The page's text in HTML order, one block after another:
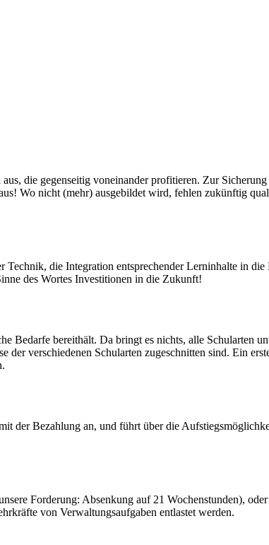
die gegenseitig voneinander profitieren. Zur
Wo nicht (mehr) ausgebildet wird, fehlen zukünftig
die Integration entsprechender Lerninhalte in die
des Wortes Investitionen in die Zukunft!
Bedarfe bereithält. Da bringt es nichts, alle Schularten
verschiedenen Schularten zugeschnitten sind. Ein
der Bezahlung an, und führt über die
Forderung: Absenkung auf 21 Wochenstunden),
von Verwaltungsaufgaben entlastet werden.